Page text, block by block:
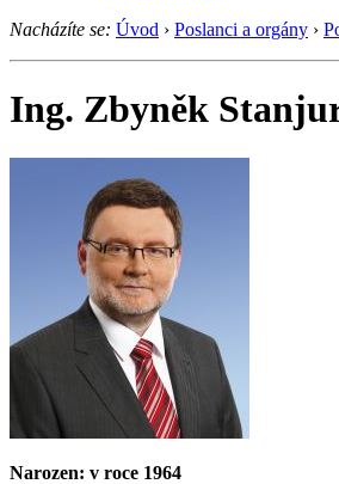
Nacházíte se: Úvod › Poslanci a orgány ›
Ing. Zbyněk
Narozen: v roce 1964